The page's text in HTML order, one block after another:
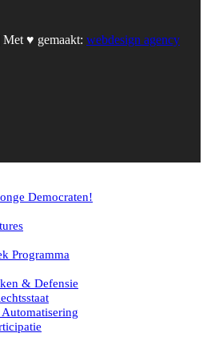
♥︎ gemaakt: webdesign agency
Democraten!
Programma
& Defensie